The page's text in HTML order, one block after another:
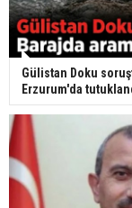
Gülistan Doku
Erzurum'da